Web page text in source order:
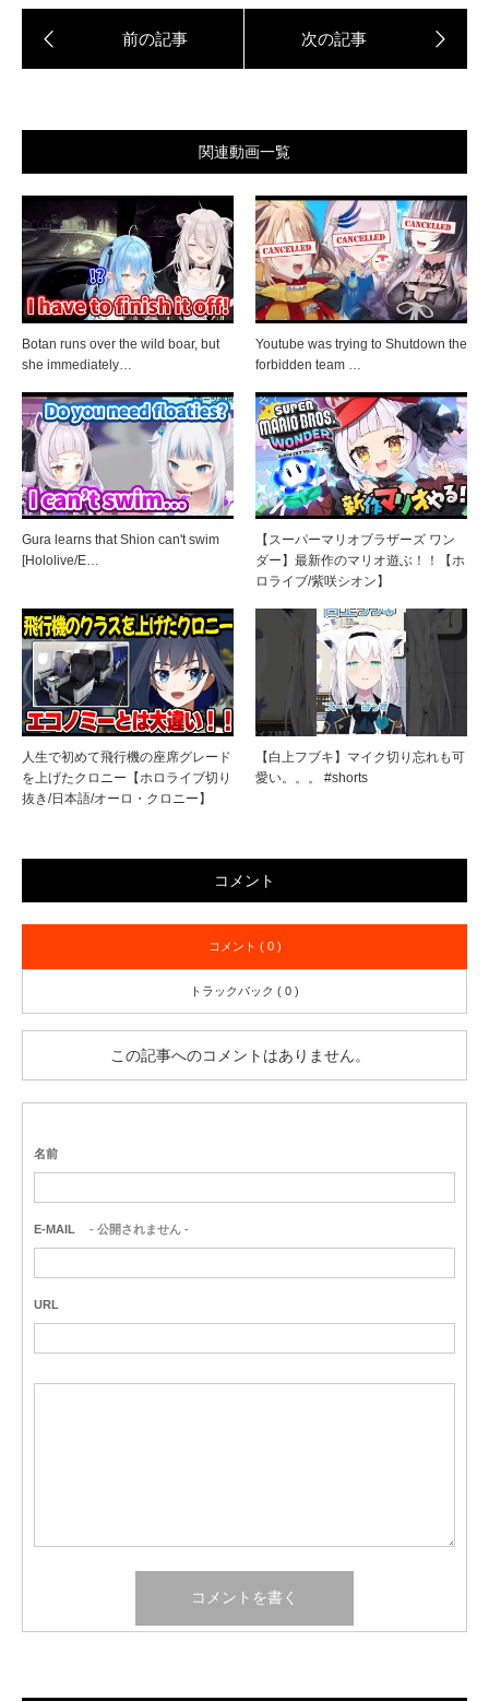
関連動画一覧
Botan runs over the wild boar, but
she immediately…
Youtube was trying to Shutdown the
forbidden team …
Gura learns that Shion can't swim
[Hololive/E…
【スーパーマリオブラザーズ ワン
ダー】最新作のマリオ遊ぶ！！【ホ
ロライブ/紫咲シオン】
人生で初めて飛行機の座席グレード
を上げたクロニー【ホロライブ切り
抜き/日本語/オーロ・クロニー】
【白上フブキ】マイク切り忘れも可
愛い。。。 #shorts
コメント
コメント ( 0 )
トラックバック ( 0 )
この記事へのコメントはありません。
名前
E-MAIL - 公開されません -
URL